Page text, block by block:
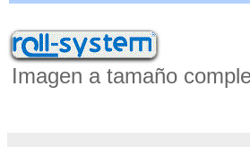
Imagen a tamaño